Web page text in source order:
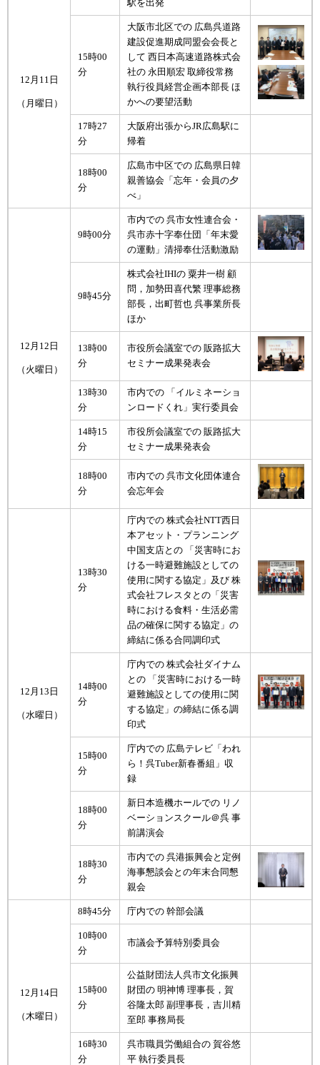
12月11日
（月曜日）
駅を出発
15時00
分
大阪市北区での 広島呉道路
建設促進期成同盟会会長と
して 西日本高速道路株式会
社の 永田順宏 取締役常務
執行役員経営企画本部長 ほ
かへの要望活動
17時27
分
大阪府出張からJR広島駅に
帰着
18時00
分
広島市中区での 広島県日韓
親善協会「忘年・会員の夕
べ」
12月12日
（火曜日）
9時00分
市内での 呉市女性連合会・
呉市赤十字奉仕団「年末愛
の運動」清掃奉仕活動激励
9時45分
株式会社IHIの 粟井一樹 顧
問，加勢田喜代繁 理事総務
部長，出町哲也 呉事業所長
ほか
13時00
分
市役所会議室での 販路拡大
セミナー成果発表会
13時30
分
市内での 「イルミネーショ
ンロードくれ」実行委員会
14時15
分
市役所会議室での 販路拡大
セミナー成果発表会
18時00
分
市内での 呉市文化団体連合
会忘年会
12月13日
（水曜日）
13時30
分
庁内での 株式会社NTT西日
本アセット・プランニング
中国支店との 「災害時にお
ける一時避難施設としての
使用に関する協定」及び 株
式会社フレスタとの「災害
時における食料・生活必需
品の確保に関する協定」の
締結に係る合同調印式
14時00
分
庁内での 株式会社ダイナム
との 「災害時における一時
避難施設としての使用に関
する協定」の締結に係る調
印式
15時00
分
庁内での 広島テレビ「われ
ら！呉Tuber新春番組」収
録
18時00
分
新日本造機ホールでの リノ
ベーションスクール＠呉 事
前講演会
18時30
分
市内での 呉港振興会と定例
海事懇談会との年末合同懇
親会
12月14日
（木曜日）
8時45分 庁内での 幹部会議
10時00
分
市議会予算特別委員会
15時00
分
公益財団法人呉市文化振興
財団の 明神博 理事長，賀
谷隆太郎 副理事長，吉川精
至郎 事務局長
16時30
分
呉市職員労働組合の 賀谷悠
平 執行委員長